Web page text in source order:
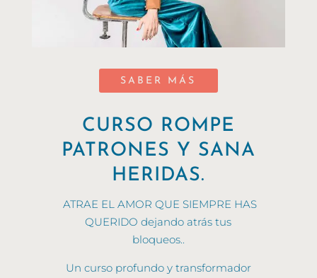
SABER MÁS
CURSO ROMPE
PATRONES Y SANA
HERIDAS.
ATRAE EL AMOR QUE SIEMPRE HAS
QUERIDO dejando atrás tus
bloqueos..
Un curso profundo y transformador